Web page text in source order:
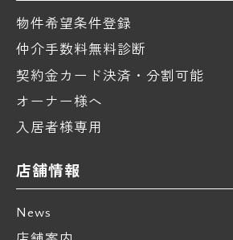
物件希望条件登録
仲介手数料無料診断
契約金カード決済・分割可能
オーナー様へ
入居者様専用
店舗情報
News